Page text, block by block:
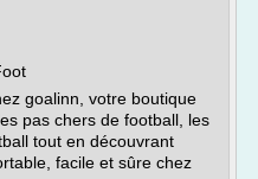
goalinn, votre boutique
pas chers de football, les
tout en découvrant
facile et sûre chez